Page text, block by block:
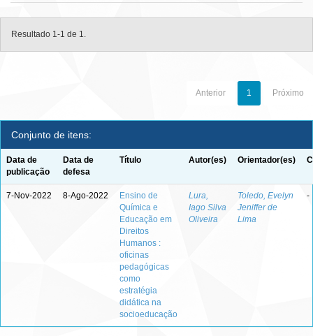
Resultado 1-1 de 1.
Anterior 1 Próximo
Conjunto de itens:
Data de
publicação
Data de
defesa
Título Autor(es) Orientador(es)
7-Nov-2022 8-Ago-2022
Ensino de
Química e
Educação em
Direitos
Humanos :
oficinas
pedagógicas
como
estratégia
didática na
socioeducação
Lura,
Iago Silva
Oliveira
Toledo, Evelyn
Jeniffer de
Lima
-